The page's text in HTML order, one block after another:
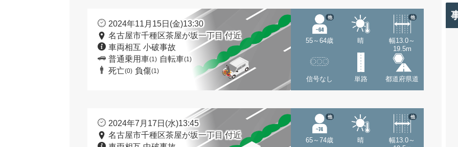
2024年11月15日(金)13:30
名古屋市千種区茶屋が坂一丁目 付近
車両相互 小破事故
普通乗用車(1) 自転車(1)
死亡(0) 負傷(1)
55～64歳
他
晴
幅13.0～
19.5m
他
信号なし 単路 都道府県道
2024年7月17日(水)13:45
名古屋市千種区茶屋が坂一丁目 付近
65～74歳
他
晴
幅13.0～
他